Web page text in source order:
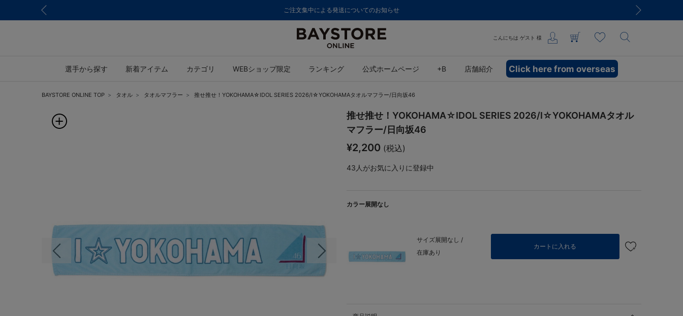
ご注文集中による発送についてのお知らせ
こんにちは ゲスト 様
選手から探す 新着アイテム カテゴリ WEBショップ限定 ランキング 公式ホームページ +B 店舗紹介 Click here from overseas
BAYSTORE ONLINE TOP タオル タオルマフラー 推せ推せ！YOKOHAMA☆IDOL SERIES 2026/I☆YOKOHAMAタオルマフラー/日向坂46
前の画像 次の画像
推せ推せ！YOKOHAMA☆IDOL SERIES 2026/I☆YOKOHAMAタオル
マフラー/日向坂46
¥2,200 (税込)
43 人がお気に入りに登録中
カラー展開なし
サイズ展開なし /
在庫あり
カートに入れる